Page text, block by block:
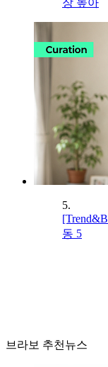
장 높아
5.
동 5
브라보 추천뉴스